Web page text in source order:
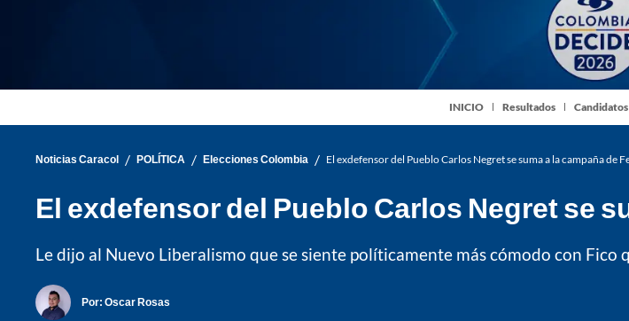
INICIO Resultados Candidatos
Noticias Caracol / POLÍTICA / Elecciones Colombia / El exdefensor del Pueblo Carlos Negret se suma a la campaña de
El exdefensor del Pueblo Carlos Negret se
Le dijo al Nuevo Liberalismo que se siente políticamente más cómodo con Fico
Por: Oscar Rosas